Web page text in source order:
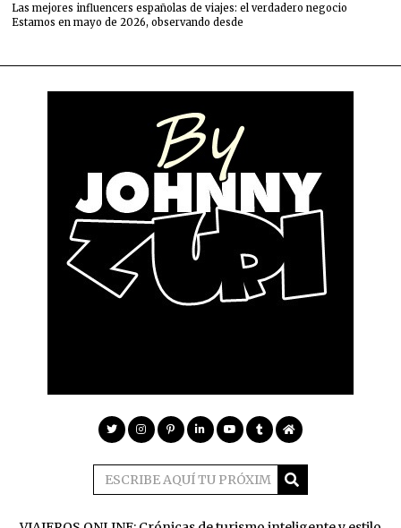
Las mejores influencers españolas de viajes: el verdadero negocio
Estamos en mayo de 2026, observando desde